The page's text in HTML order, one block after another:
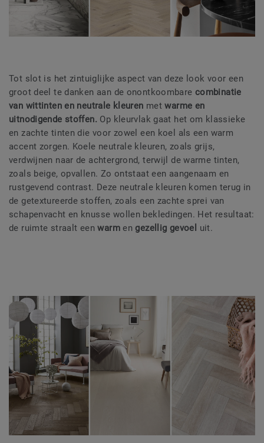
Tot slot is het zintuiglijke aspect van deze look voor een
groot deel te danken aan de onontkoombare combinatie
van wittinten en neutrale kleuren metwarme en
uitnodigende stoffen. Op kleurvlak gaat het om klassieke
en zachte tinten die voor zowel een koel als een warm
accent zorgen. Koele neutrale kleuren, zoals grijs,
verdwijnen naar de achtergrond, terwijl de warme tinten,
zoals beige, opvallen. Zo ontstaat een aangenaam en
rustgevend contrast. Deze neutrale kleuren komen terug in
de getextureerde stoffen, zoals een zachte sprei van
schapenvacht en knusse wollen bekledingen. Het resultaat:
de ruimte straalt eenwarm en gezellig gevoel uit.